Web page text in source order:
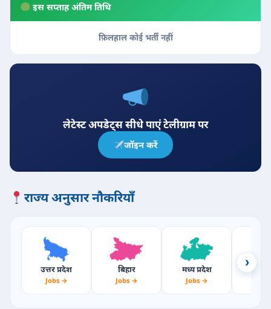
इस सप्ताह अंतिम तिथि
फ़िलहाल कोई भर्ती नहीं
लेटेस्ट अपडेट्स सीधे पाएं टेलीग्राम पर
जॉइन करें
राज्य अनुसार नौकरियाँ
उत्तर प्रदेश
Jobs →
बिहार
Jobs →
मध्य प्रदेश
Jobs →
›